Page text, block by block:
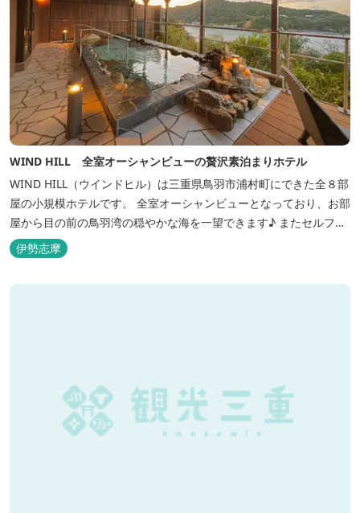
WIND HILL 全室オーシャンビューの贅沢素泊まりホテル
WIND HILL（ウインドヒル）は三重県鳥羽市浦村町にできた全８部
屋の小規模ホテルです。 全室オーシャンビューとなっており、お部
屋から目の前の鳥羽湾の穏やかな海を一望できます♪ またセルフチ
ェックイン方式を採用しているため、好きな時間に非対面でチェッ
クインが可能です。 食事提供や接客サービスがない分、リーズナブ
伊勢志摩